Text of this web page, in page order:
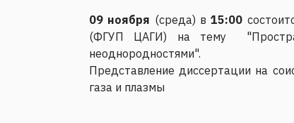
09 ноября (среда) в15:00
(ФГУП ЦАГИ) на тему
неоднородностями".
Представление диссертации на
газа и плазмы